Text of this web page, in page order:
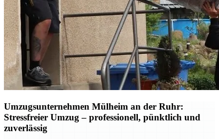
Umzugsunternehmen Mülheim an der Ruhr:
Stressfreier Umzug – professionell, pünktlich und
zuverlässig